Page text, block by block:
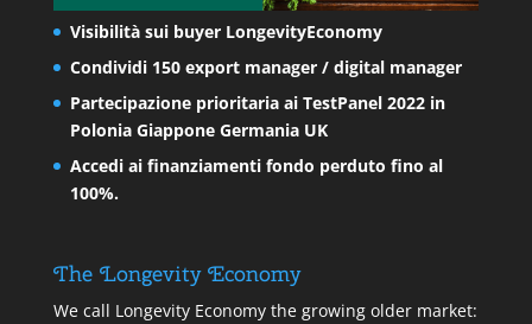
Visibilità sui buyer LongevityEconomy
Condividi 150 export manager / digital manager
Partecipazione prioritaria ai TestPanel 2022 in
Polonia Giappone Germania UK
Accedi ai finanziamenti fondo perduto fino al
100%.
The Longevity Economy
We call Longevity Economy the growing older market: